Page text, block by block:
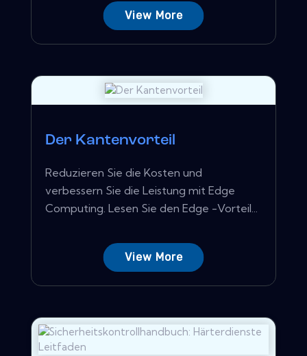
View More
Der Kantenvorteil
Reduzieren Sie die Kosten und
verbessern Sie die Leistung mit Edge
Computing. Lesen Sie den Edge -Vorteil...
View More